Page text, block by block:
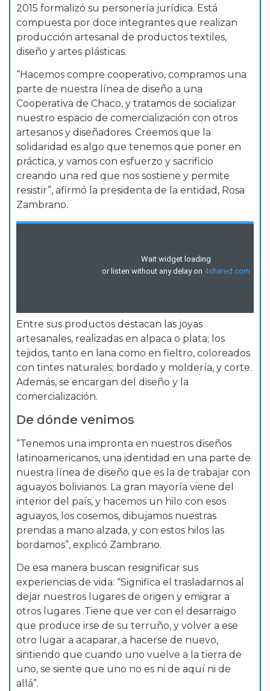
2015 formalizó su personería jurídica. Está
compuesta por doce integrantes que realizan
producción artesanal de productos textiles,
diseño y artes plásticas.
“Hacemos compre cooperativo, compramos una
parte de nuestra línea de diseño a una
Cooperativa de Chaco, y tratamos de socializar
nuestro espacio de comercialización con otros
artesanos y diseñadores. Creemos que la
solidaridad es algo que tenemos que poner en
práctica, y vamos con esfuerzo y sacrificio
creando una red que nos sostiene y permite
resistir”, afirmó la presidenta de la entidad, Rosa
Zambrano.
Entre sus productos destacan las joyas
artesanales, realizadas en alpaca o plata; los
tejidos, tanto en lana como en fieltro, coloreados
con tintes naturales; bordado y moldería, y corte.
Además, se encargan del diseño y la
comercialización.
De dónde venimos
“Tenemos una impronta en nuestros diseños
latinoamericanos, una identidad en una parte de
nuestra línea de diseño que es la de trabajar con
aguayos bolivianos. La gran mayoría viene del
interior del país, y hacemos un hilo con esos
aguayos, los cosemos, dibujamos nuestras
prendas a mano alzada, y con estos hilos las
bordamos”, explicó Zambrano.
De esa manera buscan resignificar sus
experiencias de vida: “Significa el trasladarnos al
dejar nuestros lugares de origen y emigrar a
otros lugares .Tiene que ver con el desarraigo
que produce irse de su terruño, y volver a ese
otro lugar a acaparar, a hacerse de nuevo,
sintiendo que cuando uno vuelve a la tierra de
uno, se siente que uno no es ni de aquí ni de
allá”.